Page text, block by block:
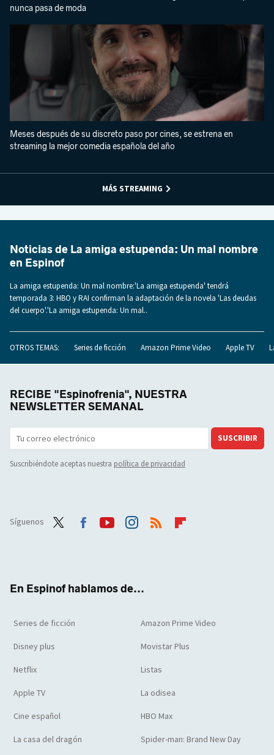
nunca pasa de moda
Meses después de su discreto paso por cines, se estrena en
streaming la mejor comedia española del año
MÁS STREAMING
Noticias de La amiga estupenda: Un mal nombre
en Espinof
La amiga estupenda: Un mal nombre:'La amiga estupenda' tendrá
temporada 3: HBO y RAI confirman la adaptación de la novela 'Las deudas
del cuerpo'.'La amiga estupenda: Un mal..
OTROS TEMAS: Series de ficción Amazon Prime Video Apple TV
RECIBE "Espinofrenia", NUESTRA
NEWSLETTER SEMANAL
SUSCRIBIR
Suscribiéndote aceptas nuestra política de privacidad
Síguenos
En Espinof hablamos de...
Series de ficción Amazon Prime Video
Disney plus Movistar Plus
Netflix Listas
Apple TV La odisea
Cine español HBO Max
La casa del dragón Spider-man: Brand New Day